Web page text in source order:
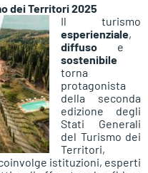
dei Territori 2025
Il turismo
esperienziale,
diffuso e
sostenibile
torna
protagonista
della seconda
edizione degli
Stati Generali
del Turismo dei
Territori,
istituzioni, esperti